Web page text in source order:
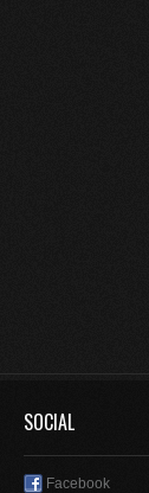
SOCIAL
Facebook